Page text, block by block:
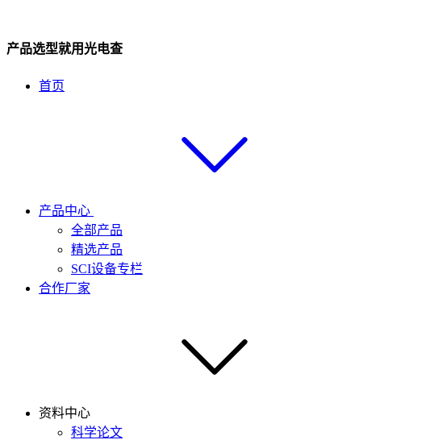
产品选型就用光电查
首页
产品中心
全部产品
精选产品
SCI设备专栏
合作厂家
资料中心
科学论文